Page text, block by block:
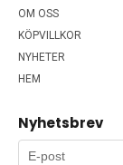
OM OSS
KÖPVILLKOR
NYHETER
HEM
Nyhetsbrev